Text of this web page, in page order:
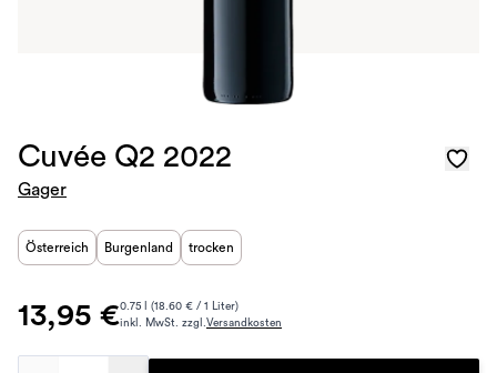
Cuvée Q2 2022
Gager
Österreich Burgenland trocken
13,95 €0.75 l (18.60 € / 1 Liter)
inkl. MwSt. zzgl.Versandkosten